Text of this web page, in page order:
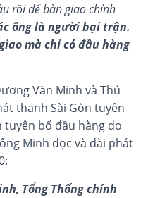
rồi để bàn giao chính
ông là người bại trận.
mà chỉ có đầu hàng
Văn Minh và Thủ
thanh Sài Gòn tuyên
tuyên bố đầu hàng do
Minh đọc và đài phát
Tổng Thống chính